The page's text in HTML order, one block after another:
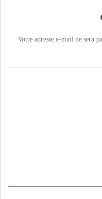
Votre adresse e-mail ne sera